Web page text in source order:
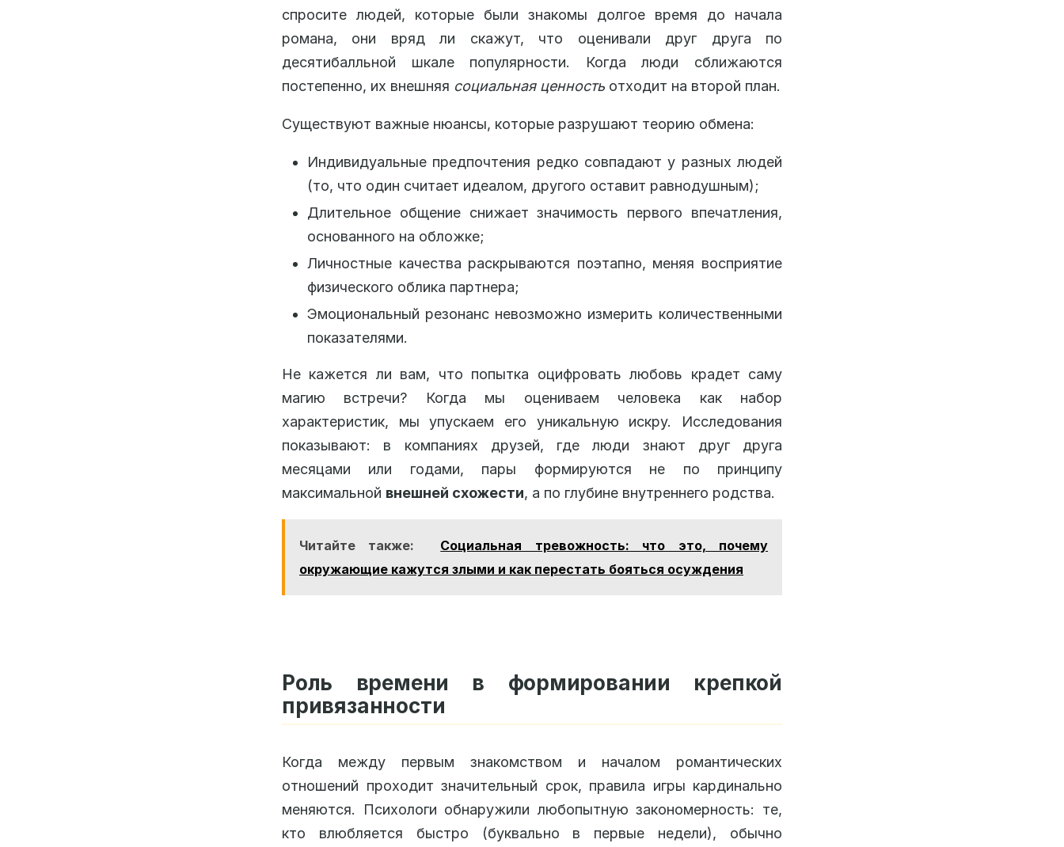
спросите людей, которые были знакомы долгое время до начала
романа, они вряд ли скажут, что оценивали друг друга по
десятибалльной шкале популярности. Когда люди сближаются
постепенно, их внешняя социальная ценность отходит на второй план.
Существуют важные нюансы, которые разрушают теорию обмена:
Индивидуальные предпочтения редко совпадают у разных людей
(то, что один считает идеалом, другого оставит равнодушным);
Длительное общение снижает значимость первого впечатления,
основанного на обложке;
Личностные качества раскрываются поэтапно, меняя восприятие
физического облика партнера;
Эмоциональный резонанс невозможно измерить количественными
показателями.
Не кажется ли вам, что попытка оцифровать любовь крадет саму
магию встречи? Когда мы оцениваем человека как набор
характеристик, мы упускаем его уникальную искру. Исследования
показывают: в компаниях друзей, где люди знают друг друга
месяцами или годами, пары формируются не по принципу
максимальной внешней схожести, а по глубине внутреннего родства.
Читайте также:
Социальная тревожность: что это, почему
окружающие кажутся злыми и как перестать бояться осуждения
Роль времени в формировании крепкой
привязанности
Когда между первым знакомством и началом романтических
отношений проходит значительный срок, правила игры кардинально
меняются. Психологи обнаружили любопытную закономерность: те,
кто влюбляется быстро (буквально в первые недели), обычно